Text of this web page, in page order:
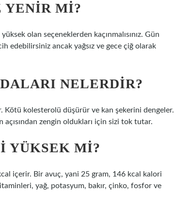
YENIR MI?
olan seçeneklerden kaçınmalısınız. Gün
edebilirsiniz ancak yağsız ve gece çiğ olarak
NELERDIR?
Kötü kolesterolü düşürür ve kan şekerini dengeler.
açısından zengin oldukları için sizi tok tutar.
YÜKSEK MI?
içerir. Bir avuç, yani 25 gram, 146 kcal kalori
yağ, potasyum, bakır, çinko, fosfor ve